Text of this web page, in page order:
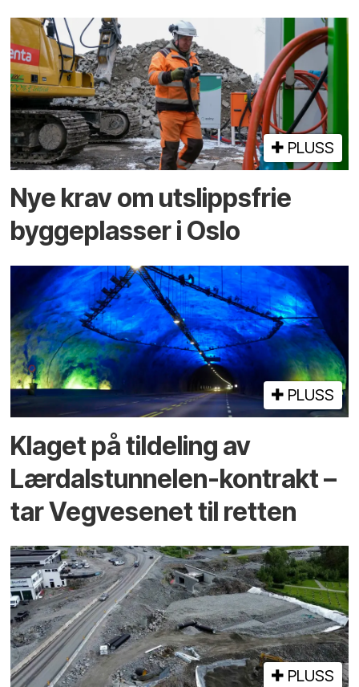
PLUSS
Nye krav om utslippsfrie
byggeplasser i Oslo
PLUSS
Klaget på tildeling av
Lærdalstunnelen-kontrakt –
tar Vegvesenet til retten
PLUSS